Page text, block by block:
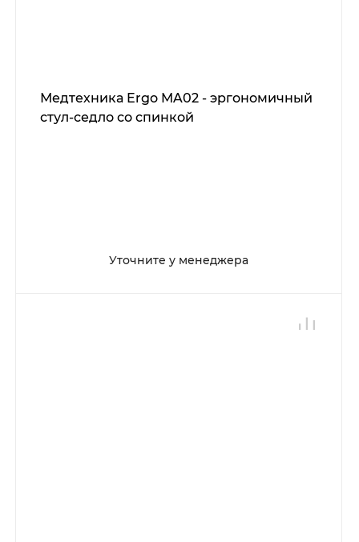
Медтехника Ergo MA02 - эргономичный
стул-седло со спинкой
Уточните у менеджера